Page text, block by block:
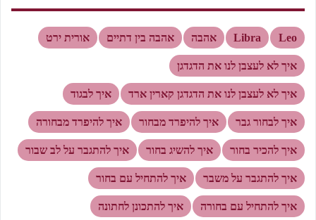
Leo
Libra אהבה אהבה בין דתיים אורית ירט
איך לא לעצבן לנו את הדגדגן
איך לא לעצבן לנו את הדגדגן קארין ארד איך לבגוד
איך לבחור גבר איך להיפרד מבחור איך להיפרד מבחורה
איך להכיר בחור איך להשיג בחור איך להתגבר על לב שבור
איך להתגבר על משבר איך להתחיל עם בחור
איך להתחיל עם בחורה איך להתכונן לחתונה